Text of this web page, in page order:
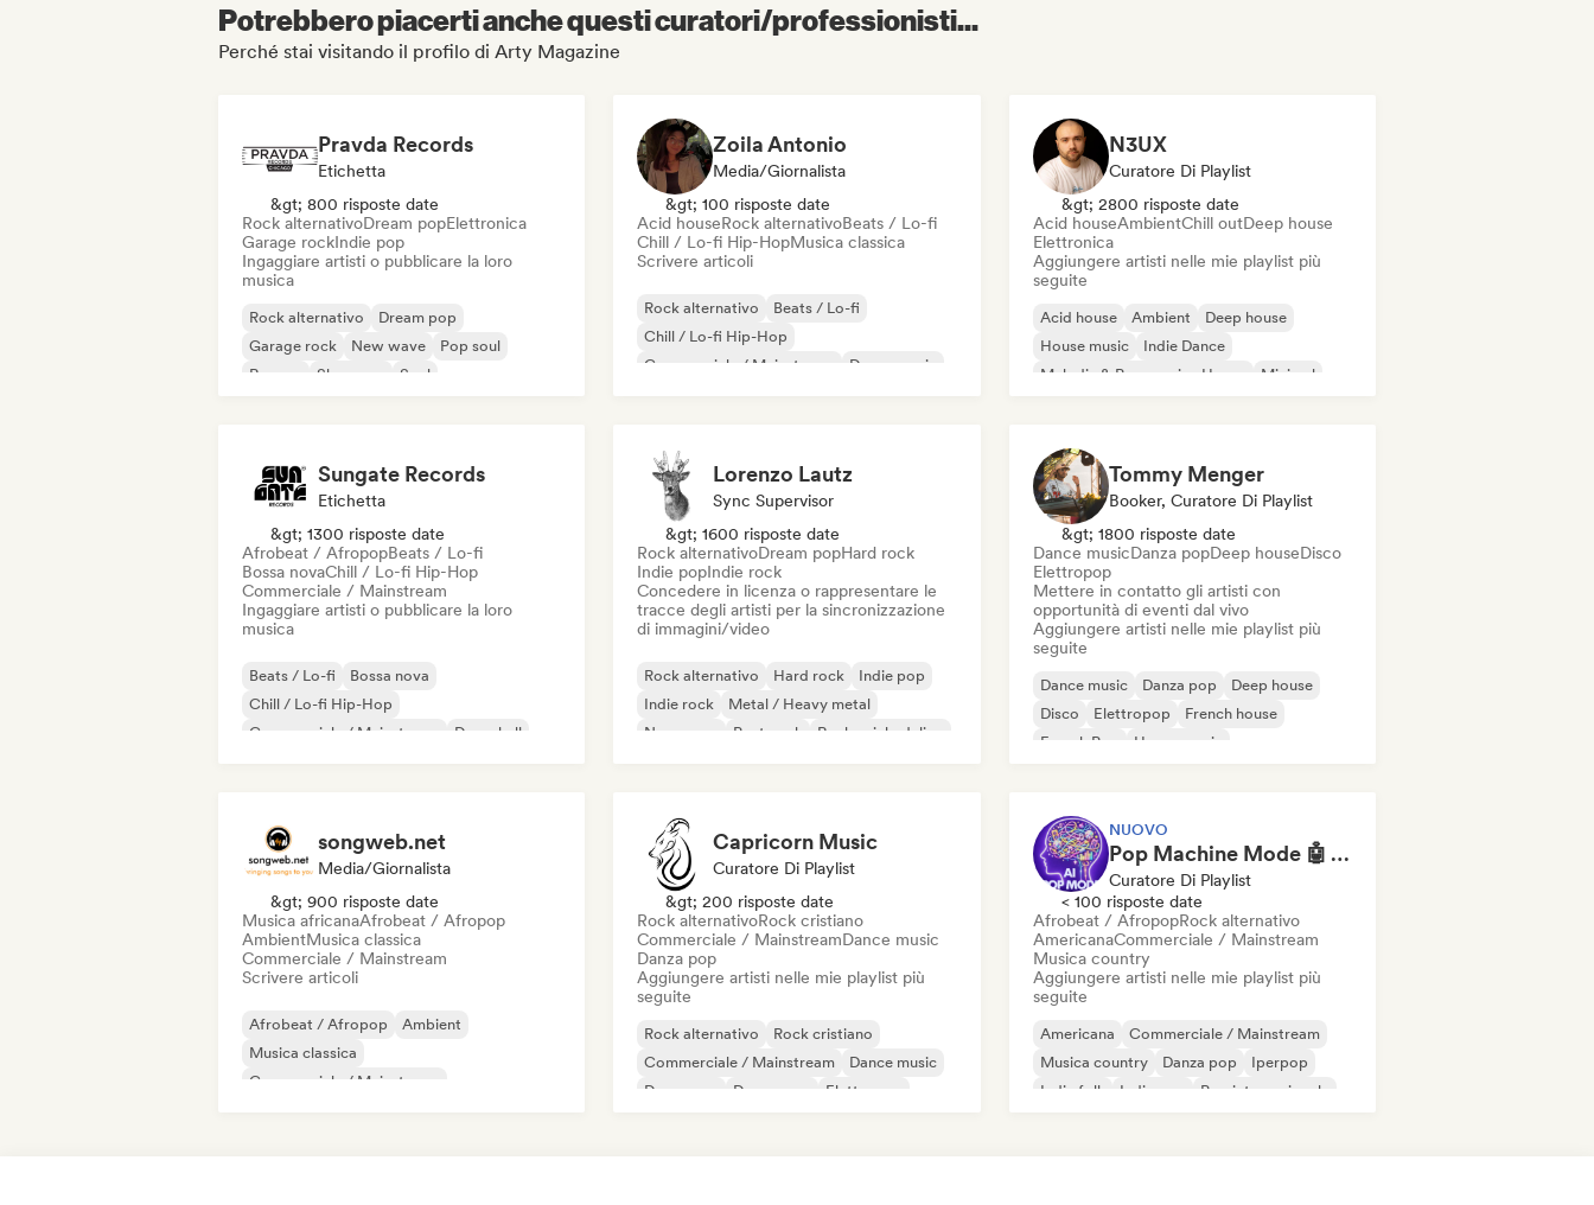
Potrebbero piacerti anche questi curatori/professionisti...
Perché stai visitando il profilo di Arty Magazine
Pravda Records
Etichetta
&gt; 800 risposte date
Rock alternativoDream popElettronica
Garage rockIndie pop
Ingaggiare artisti o pubblicare la loro
musica
Rock alternativo
Dream pop
Garage rock
New wave
Pop soul
Reggae
Shoegaze Soul
Zoila Antonio
Media/Giornalista
&gt; 100 risposte date
Acid houseRock alternativoBeats / Lo-fi
Chill / Lo-fi Hip-HopMusica classica
Scrivere articoli
Rock alternativo
Beats / Lo-fi
Chill / Lo-fi Hip-Hop
Commerciale / Mainstream
Dance music
N3UX
Curatore Di Playlist
&gt; 2800 risposte date
Acid houseAmbientChill outDeep house
Elettronica
Aggiungere artisti nelle mie playlist più
seguite
Acid house Ambient
Deep house
House music
Indie Dance
Melodic & Progressive House
Minimal
Sungate Records
Etichetta
&gt; 1300 risposte date
Afrobeat / AfropopBeats / Lo-fi
Bossa novaChill / Lo-fi Hip-Hop
Commerciale / Mainstream
Ingaggiare artisti o pubblicare la loro
musica
Beats / Lo-fi
Bossa nova
Chill / Lo-fi Hip-Hop
Commerciale / Mainstream
Dancehall
Lorenzo Lautz
Sync Supervisor
&gt; 1600 risposte date
Rock alternativoDream popHard rock
Indie popIndie rock
Concedere in licenza o rappresentare le
tracce degli artisti per la sincronizzazione
di immagini/video
Rock alternativo Hard rock
Indie pop
Indie rock
Metal / Heavy metal
New wave
Post punk Rock psichedelico
Tommy Menger
Booker, Curatore Di Playlist
&gt; 1800 risposte date
Dance musicDanza popDeep houseDisco
Elettropop
Mettere in contatto gli artisti con
opportunità di eventi dal vivo
Aggiungere artisti nelle mie playlist più
seguite
Dance music Danza pop
Deep house
Disco
Elettropop
French house
French Pop
House music
songweb.net
Media/Giornalista
&gt; 900 risposte date
Musica africanaAfrobeat / Afropop
AmbientMusica classica
Commerciale / Mainstream
Scrivere articoli
Afrobeat / Afropop
Ambient
Musica classica
Commerciale / Mainstream
Capricorn Music
Curatore Di Playlist
&gt; 200 risposte date
Rock alternativoRock cristiano
Commerciale / MainstreamDance music
Danza pop
Aggiungere artisti nelle mie playlist più
seguite
Rock alternativo
Rock cristiano
Commerciale / Mainstream
Dance music
Danza pop
Dream pop
Elettropop
NUOVO
Pop Machine Mode 🤖 AI Music, Indie Pop & Dream Pop
Curatore Di Playlist
< 100 risposte date
Afrobeat / AfropopRock alternativo
AmericanaCommerciale / Mainstream
Musica country
Aggiungere artisti nelle mie playlist più
seguite
Americana
Commerciale / Mainstream
Musica country
Danza pop
Iperpop
Indie folk
Indie pop Pop internazionale